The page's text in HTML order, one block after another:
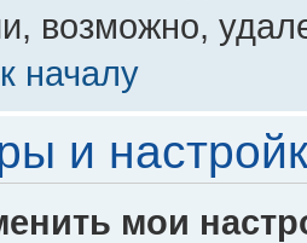
возможно,
началу
и
мои